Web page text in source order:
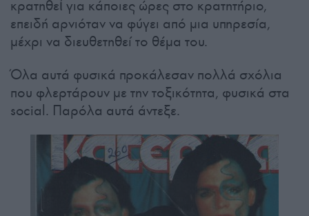
κρατηθεἰ για κάποιες ώρες στο κρατητήριο,
επειδή αρνιόταν να φύγει από μια υπηρεσία,
μέχρι να διευθετηθεί το θέμα του.
Όλα αυτά φυσικά προκάλεσαν πολλά σχόλια
που φλερτάρουν με την τοξικότητα, φυσικά στα
social. Παρόλα αυτά άντεξε.